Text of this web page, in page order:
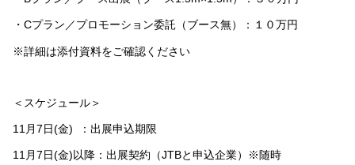
・Cプラン／プロモーション委託（ブース無）：１０万円
※詳細は添付資料をご確認ください
＜スケジュール＞
11月7日(金) ：出展申込期限
11月7日(金)以降：出展契約（JTBと申込企業）※随時